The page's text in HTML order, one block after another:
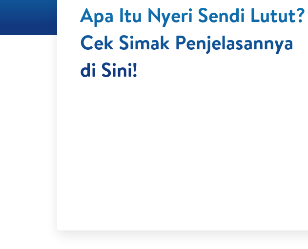
Apa Itu Nyeri Sendi Lutut?
Cek Simak Penjelasannya
di Sini!